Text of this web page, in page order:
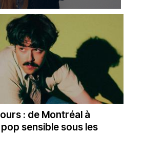
: de Montréal à
sensible sous les